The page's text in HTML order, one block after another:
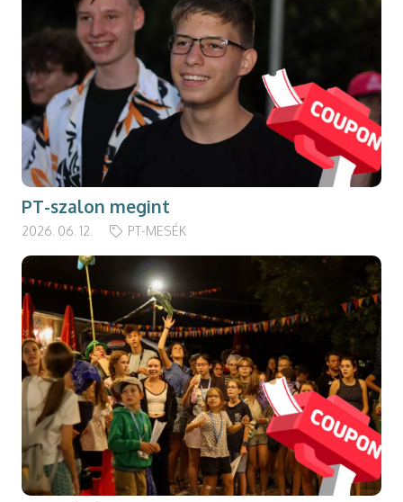
PT-szalon megint
2026. 06. 12. PT-MESÉK